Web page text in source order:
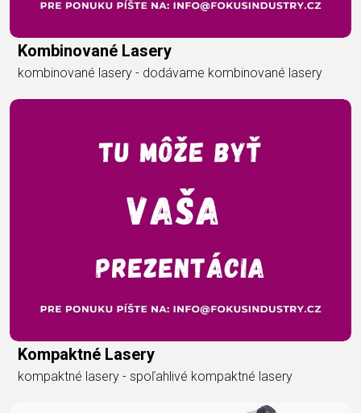
Kombinované Lasery
kombinované lasery - dodávame kombinované lasery
Kompaktné Lasery
kompaktné lasery - spoľahlivé kompaktné lasery